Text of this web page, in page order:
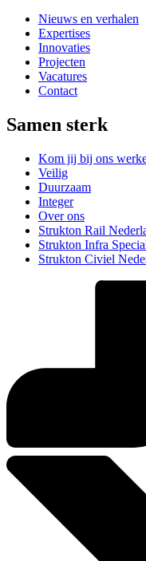
Nieuws en verhalen
Expertises
Innovaties
Projecten
Vacatures
Contact
Samen sterk
Kom jij bij ons
Veilig
Duurzaam
Integer
Over ons
Strukton Rail
Strukton Infra
Strukton Civiel